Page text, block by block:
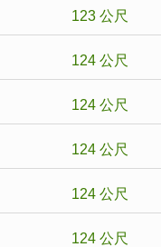
123 公尺
124 公尺
124 公尺
124 公尺
124 公尺
124 公尺